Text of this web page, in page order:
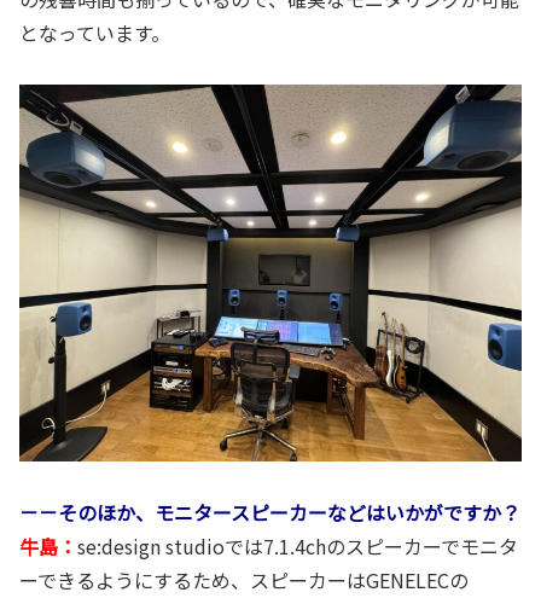
となっています。
－－そのほか、モニタースピーカーなどはいかがですか？
牛島： se:design studioでは7.1.4chのスピーカーでモニタ
ーできるようにするため、スピーカーはGENELECの